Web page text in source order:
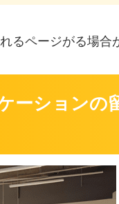
るページがる場合
ーションの